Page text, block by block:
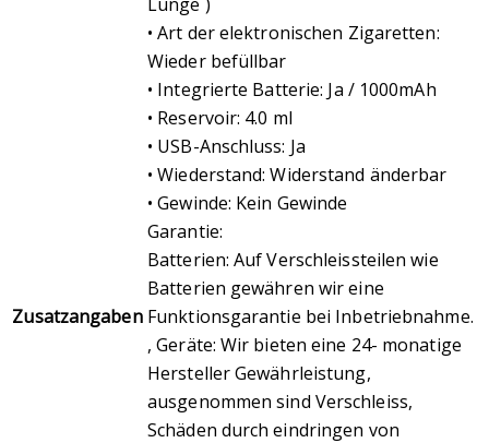
Zusatzangaben
• Art der elektronischen Zigaretten:
Wieder befüllbar
• Integrierte Batterie: Ja / 1000mAh
• Reservoir: 4.0 ml
• USB-Anschluss: Ja
• Wiederstand: Widerstand änderbar
• Gewinde: Kein Gewinde
Garantie:
Batterien: Auf Verschleissteilen wie
Batterien gewähren wir eine
Funktionsgarantie bei Inbetriebnahme.
, Geräte: Wir bieten eine 24- monatige
Hersteller Gewährleistung,
ausgenommen sind Verschleiss,
Schäden durch eindringen von